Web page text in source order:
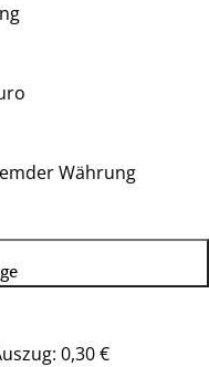
Währung
0,30 €